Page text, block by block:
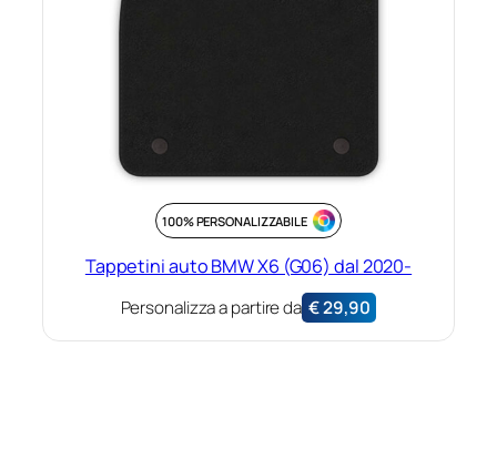
100% PERSONALIZZABILE
Tappetini auto BMW X6 (G06) dal 2020-
Personalizza a partire da €29,90